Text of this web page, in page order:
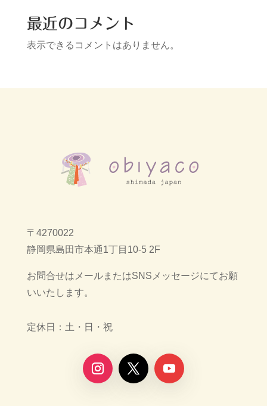
最近のコメント
表示できるコメントはありません。
〒4270022
静岡県島田市本通1丁目10-5 2F
お問合せはメールまたはSNSメッセージにてお願
いいたします。
定休日：土・日・祝